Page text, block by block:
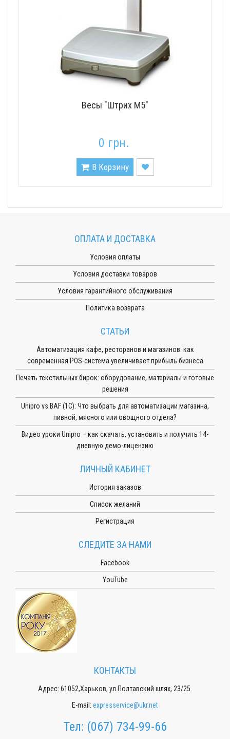
Весы "Штрих М5"
0 грн.
В Корзину
ОПЛАТА И ДОСТАВКА
Условия оплаты
Условия доставки товаров
Условия гарантийного обслуживания
Политика возврата
СТАТЬИ
Автоматизация кафе, ресторанов и магазинов: как
современная POS-система увеличивает прибыль бизнеса
Печать текстильных бирок: оборудование, материалы и готовые
решения
Unipro vs BAF (1С): Что выбрать для автоматизации магазина,
пивной, мясного или овощного отдела?
Видео уроки Unipro – как скачать, установить и получить 14-
дневную демо-лицензию
ЛИЧНЫЙ КАБИНЕТ
История заказов
Список желаний
Регистрация
СЛЕДИТЕ ЗА НАМИ
Facebook
YouTube
КОНТАКТЫ
Адрес: 61052,Харьков, ул.Полтавский шлях, 23/25.
E-mail: expresservice@ukr.net
Тел: (067) 734-99-66